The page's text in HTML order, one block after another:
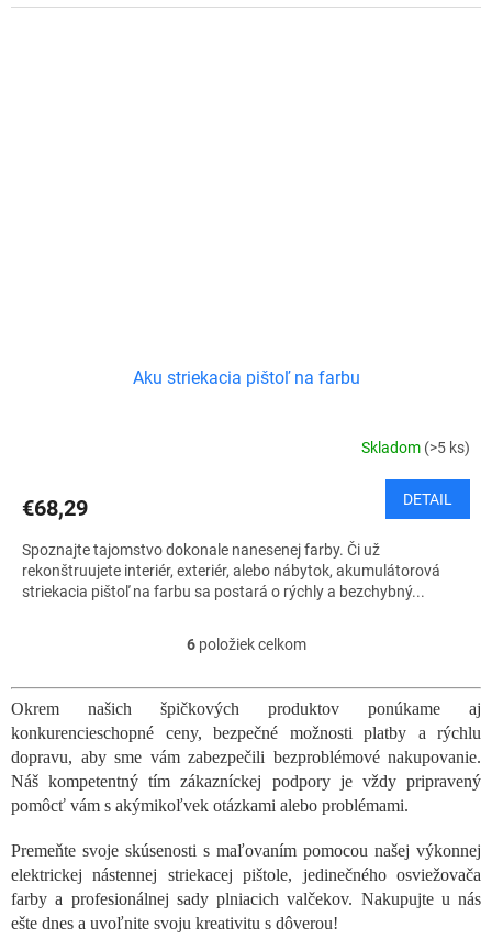
Aku striekacia pištoľ na farbu
Skladom (>5 ks)
€68,29 DETAIL
Spoznajte tajomstvo dokonale nanesenej farby. Či už
rekonštruujete interiér, exteriér, alebo nábytok, akumulátorová
striekacia pištoľ na farbu sa postará o rýchly a bezchybný...
O
l
d
a
c
i
p
r
v
k
y
6položiek celkom
Okrem našich špičkových produktov ponúkame aj
konkurencieschopné ceny, bezpečné možnosti platby a rýchlu
dopravu, aby sme vám zabezpečili bezproblémové nakupovanie.
Náš kompetentný tím zákazníckej podpory je vždy pripravený
pomôcť vám s akýmikoľvek otázkami alebo problémami.
Premeňte svoje skúsenosti s maľovaním pomocou našej výkonnej
elektrickej nástennej striekacej pištole, jedinečného osviežovača
farby a profesionálnej sady plniacich valčekov. Nakupujte u nás
ešte dnes a uvoľnite svoju kreativitu s dôverou!